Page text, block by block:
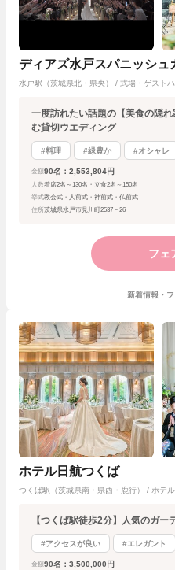
ディアズ水戸スパニッシュ
水戸駅（茨城県北・県央） / 式場・ゲスト
一度訪れたい話題の【美食の隠
む貸切ウエディング
#料理 #緑豊か #オシャレ
金額 90名：2,553,804円
人数着席2名～130名・立食2名～150名
挙式教会式・人前式・神前式・仏前式
住所茨城県水戸市見川町2537－26
フェ
新着情報・
ホテル日航つくば
つくば駅（茨城県南・県西・鹿行） / ホテル
【つくば駅徒歩2分】人気のガー
#アクセスが良い #エレガント
金額 90名：3,500,000円